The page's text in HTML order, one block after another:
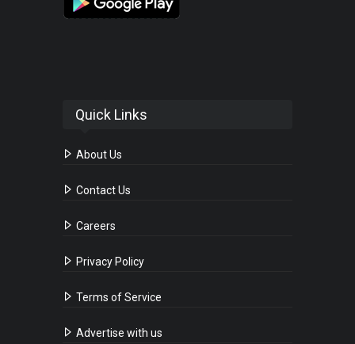
Quick Links
About Us
Contact Us
Careers
Privacy Policy
Terms of Service
Advertise with us